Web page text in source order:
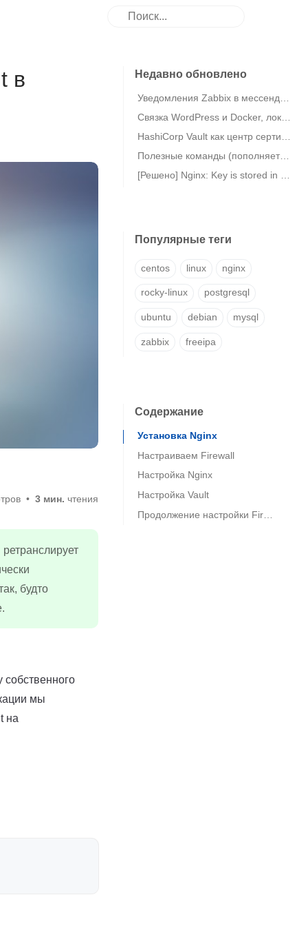
в
3 мин. чтения
будто
мы
на
Недавно обновлено
Популярные теги
centos linux nginx
rocky-linux postgresql
ubuntu debian mysql
zabbix freeipa
Содержание
Установка Nginx
Настраиваем Firewall
Настройка Nginx
Настройка Vault